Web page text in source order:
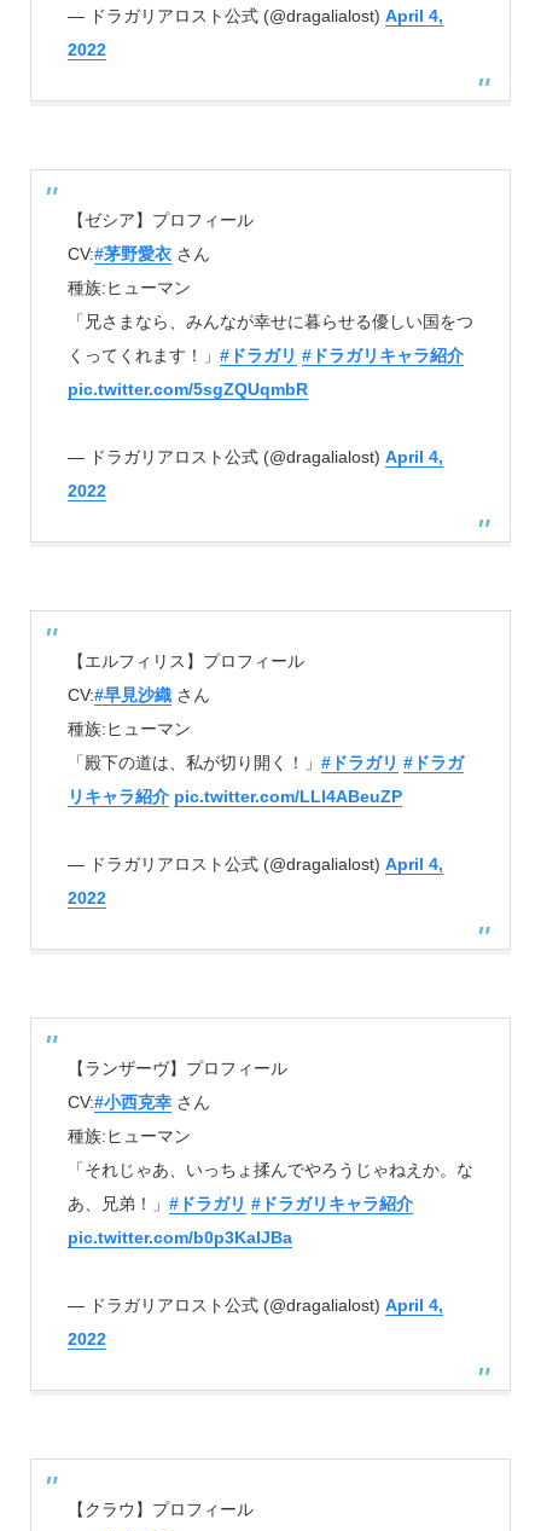
— ドラガリアロスト公式 (@dragalialost) April 4,
2022
【ゼシア】プロフィール
CV:#茅野愛衣さん
種族:ヒューマン
「兄さまなら、みんなが幸せに暮らせる優しい国をつ
くってくれます！」 #ドラガリ #ドラガリキャラ紹介
pic.twitter.com/5sgZQUqmbR
— ドラガリアロスト公式 (@dragalialost) April 4,
2022
【エルフィリス】プロフィール
CV:#早見沙織さん
種族:ヒューマン
「殿下の道は、私が切り開く！」 #ドラガリ #ドラガ
リキャラ紹介 pic.twitter.com/LLl4ABeuZP
— ドラガリアロスト公式 (@dragalialost) April 4,
2022
【ランザーヴ】プロフィール
CV:#小西克幸さん
種族:ヒューマン
「それじゃあ、いっちょ揉んでやろうじゃねえか。な
あ、兄弟！」 #ドラガリ #ドラガリキャラ紹介
pic.twitter.com/b0p3KaIJBa
— ドラガリアロスト公式 (@dragalialost) April 4,
2022
【クラウ】プロフィール